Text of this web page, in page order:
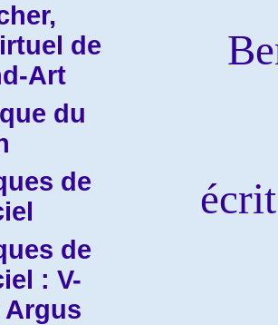
de
Art
du
de
de
: V-